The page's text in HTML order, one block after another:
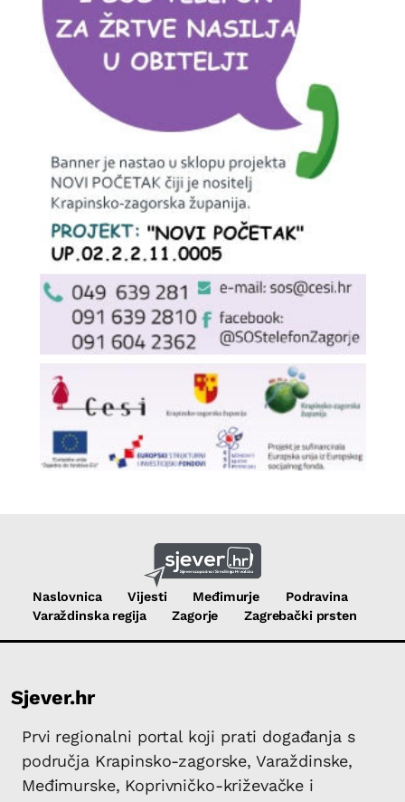
Naslovnica Vijesti Međimurje
Podravina
Varaždinska regija
Zagorje Zagrebački prsten
Sjever.hr
Prvi regionalni portal koji prati događanja s
područja Krapinsko-zagorske, Varaždinske,
Međimurske, Koprivničko-križevačke i